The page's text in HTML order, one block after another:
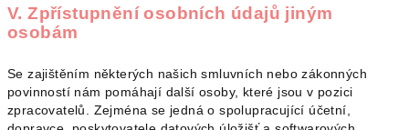
V. Zpřístupnění osobních údajů jiným
osobám
Se zajištěním některých našich smluvních nebo zákonných
povinností nám pomáhají další osoby, které jsou v pozici
zpracovatelů. Zejména se jedná o spolupracující účetní,